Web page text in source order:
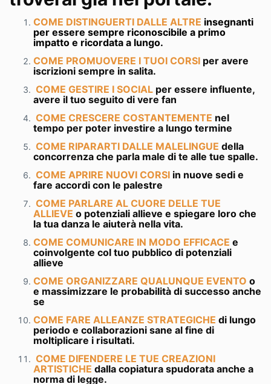
COME DISTINGUERTI DALLE ALTRE insegnanti
per essere sempre riconoscibile a primo
impatto e ricordata a lungo.
COME PROMUOVERE I TUOI CORSI per avere
iscrizioni sempre in salita.
COME GESTIRE I SOCIAL per essere influente,
avere il tuo seguito di vere fan
COME CRESCERE COSTANTEMENTE nel
tempo per poter investire a lungo termine
COME RIPARARTI DALLE MALELINGUE della
concorrenza che parla male di te alle tue spalle.
COME APRIRE NUOVI CORSI in nuove sedi e
fare accordi con le palestre
COME PARLARE AL CUORE DELLE TUE
ALLIEVE o potenziali allieve e spiegare loro che
la tua danza le aiuterà nella vita.
COME COMUNICARE IN MODO EFFICACE e
coinvolgente col tuo pubblico di potenziali
allieve
COME ORGANIZZARE QUALUNQUE EVENTO o
e massimizzare le probabilità di successo anche
se
COME FARE ALLEANZE STRATEGICHE di lungo
periodo e collaborazioni sane al fine di
moltiplicare i risultati.
COME DIFENDERE LE TUE CREAZIONI
ARTISTICHE dalla copiatura spudorata anche a
norma di legge.